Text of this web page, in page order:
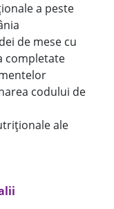
a peste
de mese cu
completate
codului de
ale